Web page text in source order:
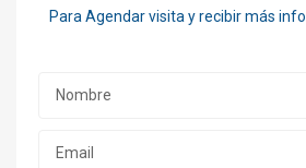
Para Agendar visita y recibir más